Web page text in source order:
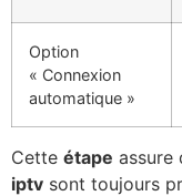
Option
« Connexion
automatique »
Cette étape assure
iptv sont toujours